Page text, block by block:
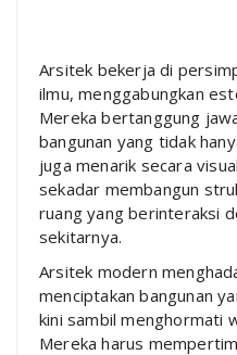
Arsitek bekerja di
ilmu, menggabungkan
Mereka bertanggung
bangunan yang tidak
juga menarik secara
sekadar membangun
ruang yang berinteraksi
sekitarnya.
Arsitek modern
menciptakan bangunan
kini sambil menghormati
Mereka harus